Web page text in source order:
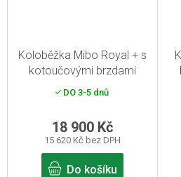
Koloběžka Mibo Royal + s
kotoučovými brzdami
DO 3-5 dnů
15 620 Kč bez DPH
18 900 Kč
Do košíku